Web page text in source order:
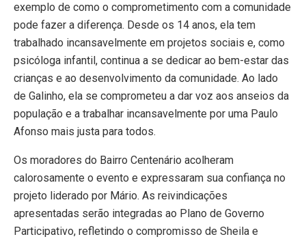
exemplo de como o comprometimento com a comunidade
pode fazer a diferença. Desde os 14 anos, ela tem
trabalhado incansavelmente em projetos sociais e, como
psicóloga infantil, continua a se dedicar ao bem-estar das
crianças e ao desenvolvimento da comunidade. Ao lado
de Galinho, ela se comprometeu a dar voz aos anseios da
população e a trabalhar incansavelmente por uma Paulo
Afonso mais justa para todos.
Os moradores do Bairro Centenário acolheram
calorosamente o evento e expressaram sua confiança no
projeto liderado por Mário. As reivindicações
apresentadas serão integradas ao Plano de Governo
Participativo, refletindo o compromisso de Sheila e